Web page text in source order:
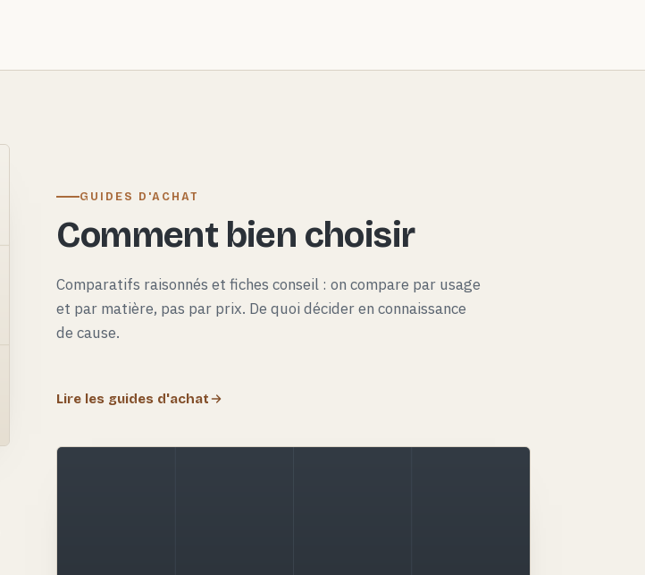
GUIDES D'ACHAT
Comment bien choisir
Comparatifs raisonnés et fiches conseil : on compare par usage
et par matière, pas par prix. De quoi décider en connaissance
de cause.
Lire les guides d'achat